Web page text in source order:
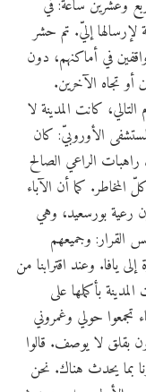
وعشرين ساعة: في
لإرسالها إليّ. تم حشر
في أماكنهم، دون
أو تجاه الآخرين.
كانت المدينة لا
الأوروبيّ: كان
الراعي الصالح
كما أن الآباء
رعية بورسعيد، وهي
القرار: وجميعهم
يافا. وعند اقترابنا من
بأكملها على
تجمعوا حولي وغمروني
بقلق لا يوصف. قالوا
بما يحدث هناك. نحن